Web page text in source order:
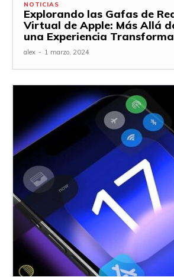
NOTICIAS
Explorando las Gafas de
Virtual de Apple: Más Allá
una Experiencia
alex - 1 marzo, 2024